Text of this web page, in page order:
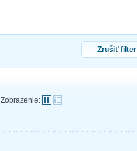
Zrušiť filter
Zobrazenie: